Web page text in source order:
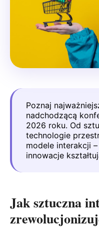
Poznaj
nadchodzącą
2026 roku. Od
technologie
modele interakcji
innowacje
Jak sztuczna